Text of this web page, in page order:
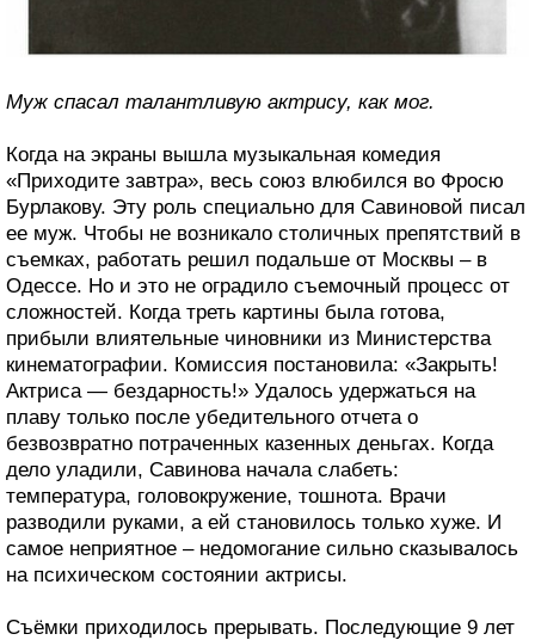
Муж спасал талантливую актрису, как мог.
Когда на экраны вышла музыкальная комедия
«Приходите завтра», весь союз влюбился во Фросю
Бурлакову. Эту роль специально для Савиновой писал
ее муж. Чтобы не возникало столичных препятствий в
съемках, работать решил подальше от Москвы – в
Одессе. Но и это не оградило съемочный процесс от
сложностей. Когда треть картины была готова,
прибыли влиятельные чиновники из Министерства
кинематографии. Комиссия постановила: «Закрыть!
Актриса — бездарность!» Удалось удержаться на
плаву только после убедительного отчета о
безвозвратно потраченных казенных деньгах. Когда
дело уладили, Савинова начала слабеть:
температура, головокружение, тошнота. Врачи
разводили руками, а ей становилось только хуже. И
самое неприятное – недомогание сильно сказывалось
на психическом состоянии актрисы.
Съёмки приходилось прерывать. Последующие 9 лет